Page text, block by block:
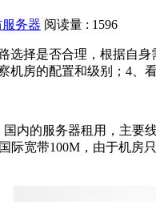
务器 阅读量 : 1596
择是否合理，根据自身
房的配置和级别；4、
国内的服务器租用，主要
际宽带100M，由于机